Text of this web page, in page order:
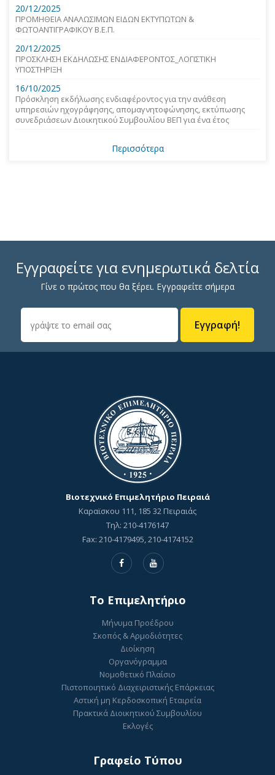
20/12/2025
ΠΡΟΜΗΘΕΙΑ ΑΝΑΛΩΣΙΜΩΝ ΕΙΔΩΝ ΕΚΤΥΠΩΤΩΝ &
ΦΩΤΟΑΝΤΙΓΡΑΦΙΚΟΥ Β.Ε.Π.
20/12/2025
ΠΡΟΣΚΛΗΣΗ ΕΚΔΗΛΩΣΗΣ ΕΝΔΙΑΦΕΡΟΝΤΟΣ_ΛΟΓΙΣΤΙΚΗ
ΥΠΟΣΤΗΡΙΞΗ
16/10/2025
Πρόσκληση εκδήλωσης ενδιαφέροντος για την ανάθεση
υπηρεσιών ηχογράφησης, απομαγνητοφώνησης, εκτύπωσης
συνεδριάσεων Διοικητικού Συμβουλίου ΒΕΠ για ένα έτος
Περισσότερα
Εγγραφείτε για ενημερωτικά δελτία
Γίνε ο πρώτος που θα ξέρει. Εγγραφείτε σήμερα
Εγγραφή!
Βιοτεχνικό Επιμελητήριο Πειραιά
Καραϊσκου 111, 185 32 Πειραιάς
Τηλ: 210-4176147
Fax: 210-4179495, 210-4174152
To Επιμελητήριο
Μήνυμα Προέδρου
Σκοπός & Αρμοδιότητες
Διοίκηση
Οργανόγραμμα
Νομοθετικό Πλαίσιο
Πιστοποιητικό Διαχειριστικής Επάρκειας
Αστική μη Κερδοσκοπική Εταιρεία
Πρακτικά Διοικητικού Συμβουλίου
Εκλογές
Γραφείο Τύπου